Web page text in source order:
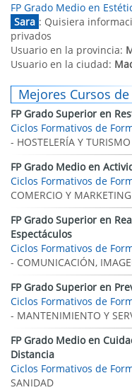
FP Grado Medio en
Sara : Quisiera
privados
Usuario en la provincia:
Usuario en la ciudad:
Mejores Cursos
FP Grado Superior en
Ciclos Formativos de
- HOSTELERÍA Y TURISMO
FP Grado Medio en
Ciclos Formativos de
COMERCIO Y MARKETING
FP Grado Superior en
Espectáculos
Ciclos Formativos de
- COMUNICACIÓN,
FP Grado Superior en
Ciclos Formativos de
- MANTENIMIENTO Y
FP Grado Medio en
Distancia
Ciclos Formativos de
SANIDAD